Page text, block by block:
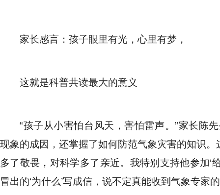
家长感言：孩子眼里有光，心里有梦，
这就是科普共读最大的意义
“孩子从小害怕台风天，害怕雷声。”家长陈
现象的成因，还掌握了如何防范气象灾害的知识
多了敬畏，对科学多了亲近。我特别支持他参加
冒出的‘为什么’写成信，说不定真能收到气象专家